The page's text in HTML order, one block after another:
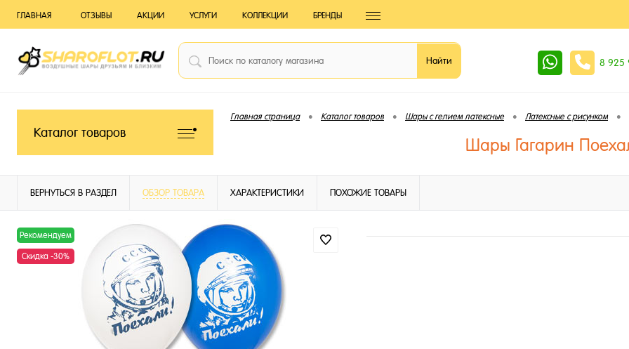
ГЛАВНАЯ ОТЗЫВЫ АКЦИИ УСЛУГИ КОЛЛЕКЦИИ БРЕНДЫ
8 925
Каталог товаров
Главная страница • Каталог товаров • Шары с гелием латексные • Латексные с рисунком •
Шары Гагарин
ВЕРНУТЬСЯ В РАЗДЕЛ ОБЗОР ТОВАРА ХАРАКТЕРИСТИКИ ПОХОЖИЕ ТОВАРЫ
Рекомендуем
Скидка -30%